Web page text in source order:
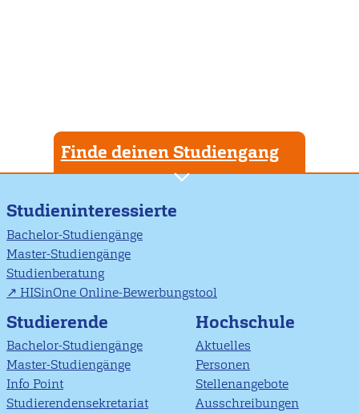
Finde deinen Studiengang
Studieninteressierte
Bachelor-Studiengänge
Master-Studiengänge
Studienberatung
HISinOne Online-Bewerbungstool
Studierende
Bachelor-Studiengänge
Master-Studiengänge
Info Point
Studierendensekretariat
Hochschule
Aktuelles
Personen
Stellenangebote
Ausschreibungen